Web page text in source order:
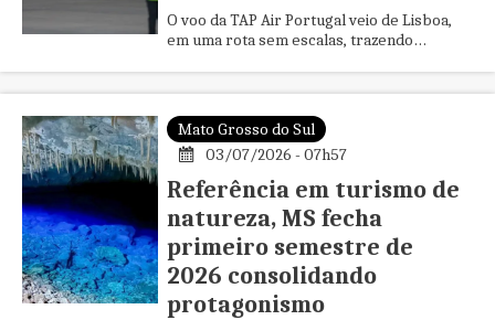
O voo da TAP Air Portugal veio de Lisboa,
em uma rota sem escalas, trazendo
Mato Grosso do Sul
03/07/2026 - 07h57
Referência em turismo de
natureza, MS fecha
primeiro semestre de
2026 consolidando
protagonismo